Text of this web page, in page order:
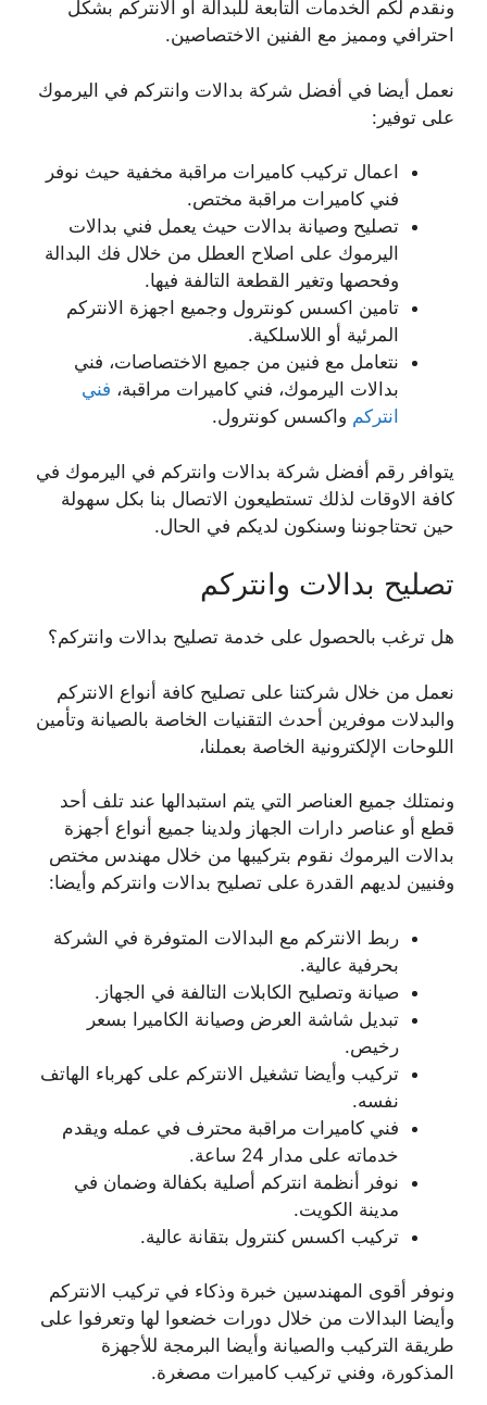
ونقدم لكم الخدمات التابعة للبدالة أو الانتركم بشكل
احترافي ومميز مع الفنين الاختصاصين.
نعمل أيضا في أفضل شركة بدالات وانتركم في اليرموك
على توفير:
اعمال تركيب كاميرات مراقبة مخفية حيث نوفر
فني كاميرات مراقبة مختص.
تصليح وصيانة بدالات حيث يعمل فني بدالات
اليرموك على اصلاح العطل من خلال فك البدالة
وفحصها وتغير القطعة التالفة فيها.
تامين اكسس كونترول وجميع اجهزة الانتركم
المرئية أو اللاسلكية.
نتعامل مع فنين من جميع الاختصاصات، فني
بدالات اليرموك، فني كاميرات مراقبة، فني
انتركم واكسس كونترول.
يتوافر رقم أفضل شركة بدالات وانتركم في اليرموك في
كافة الاوقات لذلك تستطيعون الاتصال بنا بكل سهولة
حين تحتاجوننا وسنكون لديكم في الحال.
تصليح بدالات وانتركم
هل ترغب بالحصول على خدمة تصليح بدالات وانتركم؟
نعمل من خلال شركتنا على تصليح كافة أنواع الانتركم
والبدلات موفرين أحدث التقنيات الخاصة بالصيانة وتأمين
اللوحات الإلكترونية الخاصة بعملنا،
ونمتلك جميع العناصر التي يتم استبدالها عند تلف أحد
قطع أو عناصر دارات الجهاز ولدينا جميع أنواع أجهزة
بدالات اليرموك نقوم بتركيبها من خلال مهندس مختص
وفنيين لديهم القدرة على تصليح بدالات وانتركم وأيضا:
ربط الانتركم مع البدالات المتوفرة في الشركة
بحرفية عالية.
صيانة وتصليح الكابلات التالفة في الجهاز.
تبديل شاشة العرض وصيانة الكاميرا بسعر
رخيص.
تركيب وأيضا تشغيل الانتركم على كهرباء الهاتف
نفسه.
فني كاميرات مراقبة محترف في عمله ويقدم
خدماته على مدار 24 ساعة.
نوفر أنظمة انتركم أصلية بكفالة وضمان في
مدينة الكويت.
تركيب اكسس كنترول بتقانة عالية.
ونوفر أقوى المهندسين خبرة وذكاء في تركيب الانتركم
وأيضا البدالات من خلال دورات خضعوا لها وتعرفوا على
طريقة التركيب والصيانة وأيضا البرمجة للأجهزة
المذكورة، وفني تركيب كاميرات مصغرة.